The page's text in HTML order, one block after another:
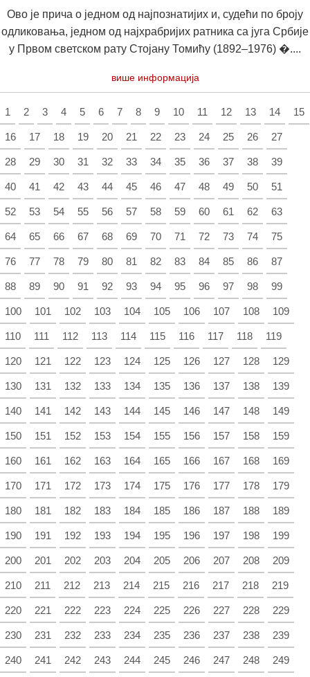
Ово је прича о једном од најпознатијих и, судећи по броју
одликовања, једном од најхрабријих ратника са југа Србије
у Првом светском рату Стојану Томићу (1892–1976) �....
више информација
1 2 3 4 5 6 7 8 9 10 11 12 13 14 15
16 17 18 19 20 21 22 23 24 25 26 27
28 29 30 31 32 33 34 35 36 37 38 39
40 41 42 43 44 45 46 47 48 49 50 51
52 53 54 55 56 57 58 59 60 61 62 63
64 65 66 67 68 69 70 71 72 73 74 75
76 77 78 79 80 81 82 83 84 85 86 87
88 89 90 91 92 93 94 95 96 97 98 99
100 101 102 103 104 105 106 107 108 109
110 111 112 113 114 115 116 117 118 119
120 121 122 123 124 125 126 127 128 129
130 131 132 133 134 135 136 137 138 139
140 141 142 143 144 145 146 147 148 149
150 151 152 153 154 155 156 157 158 159
160 161 162 163 164 165 166 167 168 169
170 171 172 173 174 175 176 177 178 179
180 181 182 183 184 185 186 187 188 189
190 191 192 193 194 195 196 197 198 199
200 201 202 203 204 205 206 207 208 209
210 211 212 213 214 215 216 217 218 219
220 221 222 223 224 225 226 227 228 229
230 231 232 233 234 235 236 237 238 239
240 241 242 243 244 245 246 247 248 249